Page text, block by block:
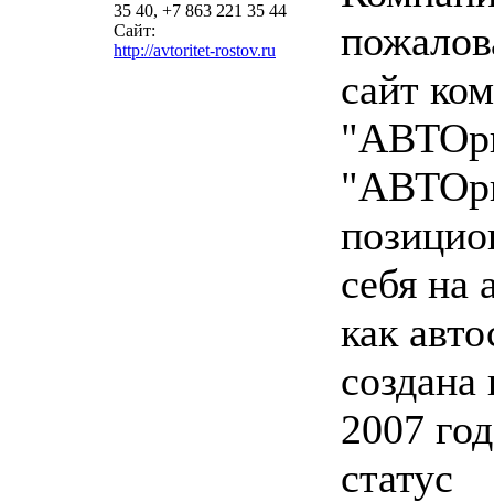
35 40, +7 863 221 35 44
Сайт:
http://avtoritet-rostov.ru
сайт
себя на
как
создана
2007
статус